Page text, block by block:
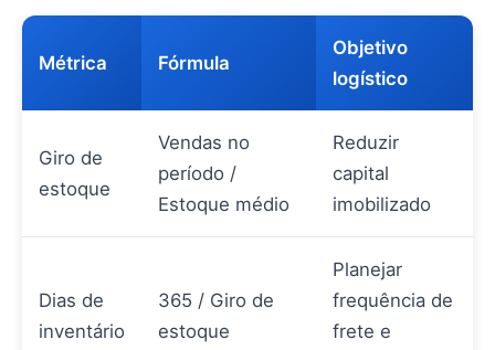
Métrica Fórmula
Objetivo
logístico
Giro de
estoque
Vendas no
período /
Estoque médio
Reduzir
capital
imobilizado
Dias de
inventário
365 / Giro de
estoque
Planejar
frequência de
frete e